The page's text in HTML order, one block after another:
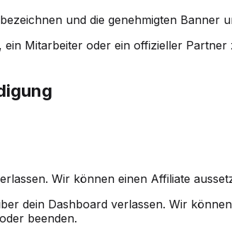
bezeichnen und die genehmigten Banner
ein Mitarbeiter oder ein offizieller
Wir können einen Affiliate
dein Dashboard verlassen. Wir
beenden.